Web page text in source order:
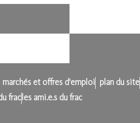
marchés et offres d'emploi
plan du site
fracles ami.e.s du frac